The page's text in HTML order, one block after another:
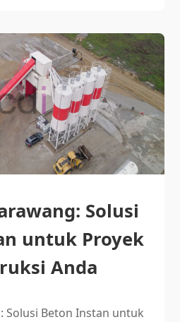
Solusi
untuk Proyek
Anda
Solusi Beton Instan untuk